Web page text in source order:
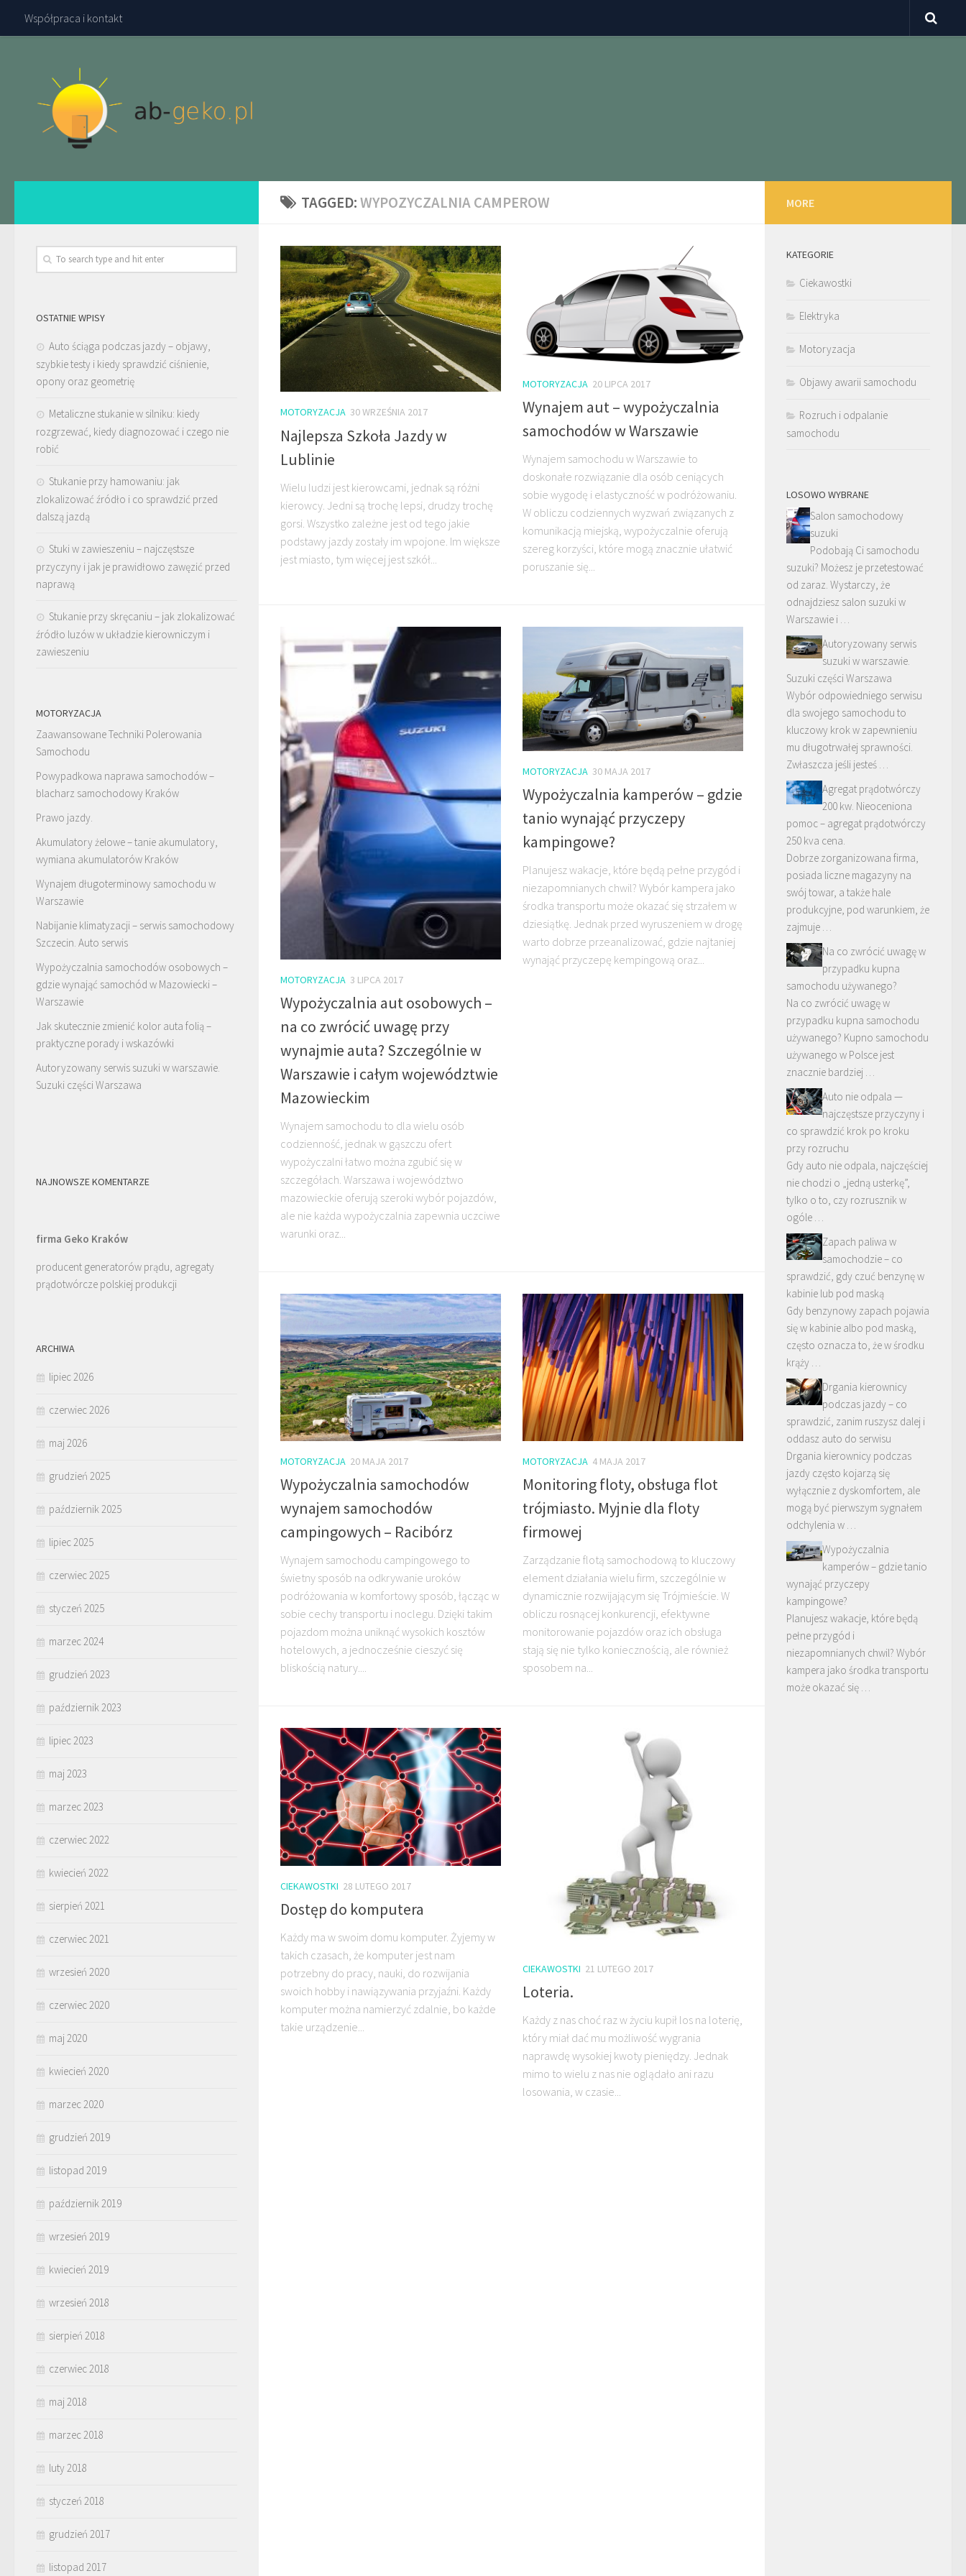
Współpraca i kontakt
TAGGED:WYPOZYCZALNIA CAMPEROW
MOTORYZACJA 30 WRZEŚNIA 2017
Najlepsza Szkoła Jazdy w
Lublinie
Wielu ludzi jest kierowcami, jednak są różni
kierowcy. Jedni są trochę lepsi, drudzy trochę
gorsi. Wszystko zależne jest od tego jakie
podstawy jazdy zostały im wpojone. Im większe
jest miasto, tym więcej jest szkół...
MOTORYZACJA 20 LIPCA 2017
Wynajem aut – wypożyczalnia
samochodów w Warszawie
Wynajem samochodu w Warszawie to
doskonałe rozwiązanie dla osób ceniących
sobie wygodę i elastyczność w podróżowaniu.
W obliczu codziennych wyzwań związanych z
komunikacją miejską, wypożyczalnie oferują
szereg korzyści, które mogą znacznie ułatwić
poruszanie się...
MOTORYZACJA 3 LIPCA 2017
Wypożyczalnia aut osobowych –
na co zwrócić uwagę przy
wynajmie auta? Szczególnie w
Warszawie i całym województwie
Mazowieckim
Wynajem samochodu to dla wielu osób
codzienność, jednak w gąszczu ofert
wypożyczalni łatwo można zgubić się w
szczegółach. Warszawa i województwo
mazowieckie oferują szeroki wybór pojazdów,
ale nie każda wypożyczalnia zapewnia uczciwe
warunki oraz...
MOTORYZACJA 30 MAJA 2017
Wypożyczalnia kamperów – gdzie
tanio wynająć przyczepy
kampingowe?
Planujesz wakacje, które będą pełne przygód i
niezapomnianych chwil? Wybór kampera jako
środka transportu może okazać się strzałem w
dziesiątkę. Jednak przed wyruszeniem w drogę
warto dobrze przeanalizować, gdzie najtaniej
wynająć przyczepę kempingową oraz...
MOTORYZACJA 20 MAJA 2017
Wypożyczalnia samochodów
wynajem samochodów
campingowych – Racibórz
Wynajem samochodu campingowego to
świetny sposób na odkrywanie uroków
podróżowania w komfortowy sposób, łącząc w
sobie cechy transportu i noclegu. Dzięki takim
pojazdom można uniknąć wysokich kosztów
hotelowych, a jednocześnie cieszyć się
bliskością natury....
MOTORYZACJA 4 MAJA 2017
Monitoring floty, obsługa flot
trójmiasto. Myjnie dla floty
firmowej
Zarządzanie flotą samochodową to kluczowy
element działania wielu firm, szczególnie w
dynamicznie rozwijającym się Trójmieście. W
obliczu rosnącej konkurencji, efektywne
monitorowanie pojazdów oraz ich obsługa
stają się nie tylko koniecznością, ale również
sposobem na...
CIEKAWOSTKI 28 LUTEGO 2017
Dostęp do komputera
Każdy ma w swoim domu komputer. Żyjemy w
takich czasach, że komputer jest nam
potrzebny do pracy, nauki, do rozwijania
swoich hobby i nawiązywania przyjaźni. Każdy
komputer można namierzyć zdalnie, bo każde
takie urządzenie...
CIEKAWOSTKI 21 LUTEGO 2017
Loteria.
Każdy z nas choć raz w życiu kupił los na loterię,
który miał dać mu możliwość wygrania
naprawdę wysokiej kwoty pieniędzy. Jednak
mimo to wielu z nas nie oglądało ani razu
losowania, w czasie...
OSTATNIE WPISY
Auto ściąga podczas jazdy – objawy,
szybkie testy i kiedy sprawdzić ciśnienie,
opony oraz geometrię
Metaliczne stukanie w silniku: kiedy
rozgrzewać, kiedy diagnozować i czego nie
robić
Stukanie przy hamowaniu: jak
zlokalizować źródło i co sprawdzić przed
dalszą jazdą
Stuki w zawieszeniu – najczęstsze
przyczyny i jak je prawidłowo zawęzić przed
naprawą
Stukanie przy skręcaniu – jak zlokalizować
źródło luzów w układzie kierowniczym i
zawieszeniu
MOTORYZACJA
Zaawansowane Techniki Polerowania
Samochodu
Powypadkowa naprawa samochodów –
blacharz samochodowy Kraków
Prawo jazdy.
Akumulatory żelowe – tanie akumulatory,
wymiana akumulatorów Kraków
Wynajem długoterminowy samochodu w
Warszawie
Nabijanie klimatyzacji – serwis samochodowy
Szczecin. Auto serwis
Wypożyczalnia samochodów osobowych –
gdzie wynająć samochód w Mazowiecki –
Warszawie
Jak skutecznie zmienić kolor auta folią –
praktyczne porady i wskazówki
Autoryzowany serwis suzuki w warszawie.
Suzuki części Warszawa
NAJNOWSZE KOMENTARZE
firma Geko Kraków
producent generatorów prądu, agregaty
prądotwórcze polskiej produkcji
ARCHIWA
lipiec 2026
czerwiec 2026
maj 2026
grudzień 2025
październik 2025
lipiec 2025
czerwiec 2025
styczeń 2025
marzec 2024
grudzień 2023
październik 2023
lipiec 2023
maj 2023
marzec 2023
czerwiec 2022
kwiecień 2022
sierpień 2021
czerwiec 2021
wrzesień 2020
czerwiec 2020
maj 2020
kwiecień 2020
marzec 2020
grudzień 2019
listopad 2019
październik 2019
wrzesień 2019
kwiecień 2019
wrzesień 2018
sierpień 2018
czerwiec 2018
maj 2018
marzec 2018
luty 2018
styczeń 2018
grudzień 2017
listopad 2017
MORE
KATEGORIE
Ciekawostki
Elektryka
Motoryzacja
Objawy awarii samochodu
Rozruch i odpalanie
samochodu
LOSOWO WYBRANE
Salon samochodowy
suzuki
Podobają Ci samochodu
suzuki? Możesz je przetestować
od zaraz. Wystarczy, że
odnajdziesz salon suzuki w
Warszawie i …
Autoryzowany serwis
suzuki w warszawie.
Suzuki części Warszawa
Wybór odpowiedniego serwisu
dla swojego samochodu to
kluczowy krok w zapewnieniu
mu długotrwałej sprawności.
Zwłaszcza jeśli jesteś …
Agregat prądotwórczy
200 kw. Nieoceniona
pomoc – agregat prądotwórczy
250 kva cena.
Dobrze zorganizowana firma,
posiada liczne magazyny na
swój towar, a także hale
produkcyjne, pod warunkiem, że
zajmuje …
Na co zwrócić uwagę w
przypadku kupna
samochodu używanego?
Na co zwrócić uwagę w
przypadku kupna samochodu
używanego? Kupno samochodu
używanego w Polsce jest
znacznie bardziej …
Auto nie odpala —
najczęstsze przyczyny i
co sprawdzić krok po kroku
przy rozruchu
Gdy auto nie odpala, najczęściej
nie chodzi o „jedną usterkę”,
tylko o to, czy rozrusznik w
ogóle …
Zapach paliwa w
samochodzie – co
sprawdzić, gdy czuć benzynę w
kabinie lub pod maską
Gdy benzynowy zapach pojawia
się w kabinie albo pod maską,
często oznacza to, że w środku
krąży …
Drgania kierownicy
podczas jazdy – co
sprawdzić, zanim ruszysz dalej i
oddasz auto do serwisu
Drgania kierownicy podczas
jazdy często kojarzą się
wyłącznie z dyskomfortem, ale
mogą być pierwszym sygnałem
odchylenia w …
Wypożyczalnia
kamperów – gdzie tanio
wynająć przyczepy
kampingowe?
Planujesz wakacje, które będą
pełne przygód i
niezapomnianych chwil? Wybór
kampera jako środka transportu
może okazać się …